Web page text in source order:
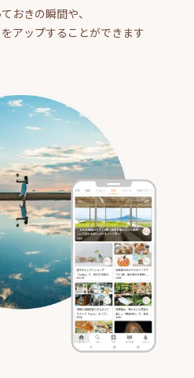
おきの瞬間や、
アップすることができます